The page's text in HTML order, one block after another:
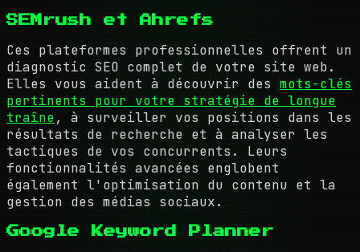
SEMrush et Ahrefs
Ces plateformes professionnelles offrent un
diagnostic SEO complet de votre site web.
Elles vous aident à découvrir des mots-clés
pertinents pour votre stratégie de longue
traîne, à surveiller vos positions dans les
résultats de recherche et à analyser les
tactiques de vos concurrents. Leurs
fonctionnalités avancées englobent
également l'optimisation du contenu et la
gestion des médias sociaux.
Google Keyword Planner